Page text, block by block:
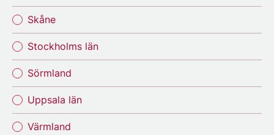
Skåne
Stockholms län
Sörmland
Uppsala län
Värmland